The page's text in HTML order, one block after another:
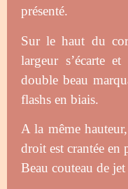
présenté.
Sur le haut du
largeur s’écarte
double beau
flashs en biais.
A la même
droit est crantée en
Beau couteau de